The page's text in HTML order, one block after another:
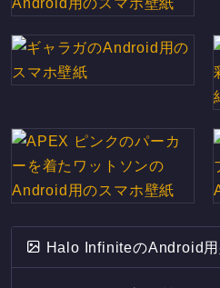
Halo InfiniteのAndroid用